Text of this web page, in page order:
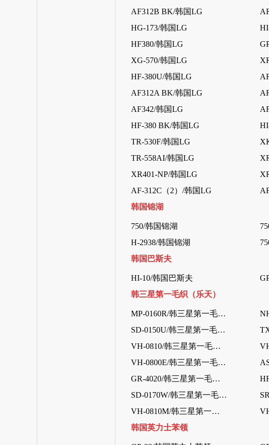
AF312B BK/韩国LG
HG-173/韩国LG
HF380/韩国LG
XG-570/韩国LG
HF-380U/韩国LG
AF312A BK/韩国LG
AF342/韩国LG
HF-380 BK/韩国LG
TR-530F/韩国LG
TR-558AI/韩国LG
XR401-NP/韩国LG
AF-312C（2）/韩国LG
韩国锦湖
750/韩国锦湖
H-2938/韩国锦湖
韩国巴斯夫
HI-10/韩国巴斯夫
韩三星第一毛织（乐天）
MP-0160R/韩三星第一毛织（乐天）
SD-0150U/韩三星第一毛织（乐天）
VH-0810/韩三星第一毛织（乐天）
VH-0800E/韩三星第一毛织（乐天）
GR-4020/韩三星第一毛织（乐天）
SD-0170W/韩三星第一毛织（乐天）
VH-0810M/韩三星第一毛织（乐天）
韩国英力士苯领